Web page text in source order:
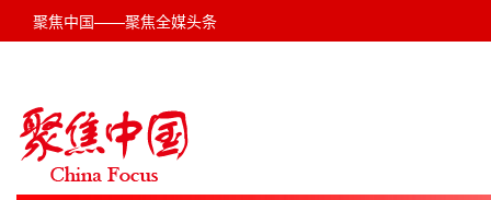
聚焦中国——聚焦全媒头条